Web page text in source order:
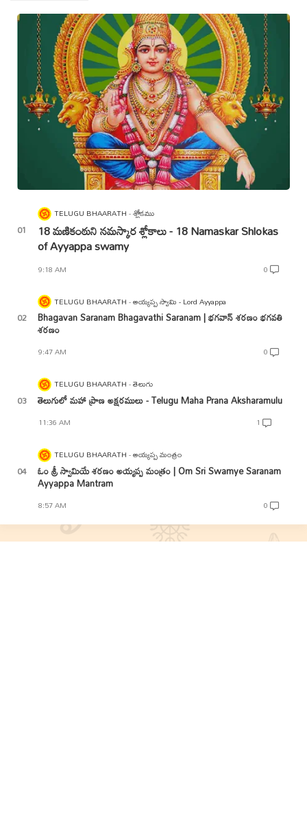
TELUGU BHAARATH శ్లోకము
18 మణికంఠుని నమస్కార శ్లోకాలు - 18 Namaskar Shlokas
of Ayyappa swamy
9:18 AM 0
TELUGU BHAARATH అయ్యప్ప స్వామి - Lord Ayyappa
Bhagavan Saranam Bhagavathi Saranam | భగవాన్ శరణం భగవతి
శరణం
9:47 AM 0
TELUGU BHAARATH తెలుగు
తెలుగులో మహా ప్రాణ అక్షరములు - Telugu Maha Prana Aksharamulu
11:36 AM 1
TELUGU BHAARATH అయ్యప్ప మంత్రం
ఓం శ్రీ స్వామియే శరణం అయ్యప్ప మంత్రం | Om Sri Swamye Saranam
Ayyappa Mantram
8:57 AM 0